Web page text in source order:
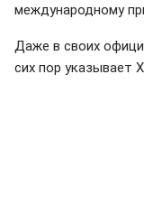
международному
Даже в своих
сих пор указывает